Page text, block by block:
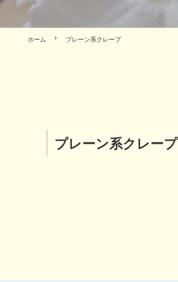
ホーム プレーン系クレープ
プレーン系クレープ